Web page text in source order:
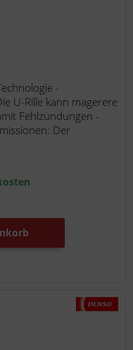
-
U-Rille kann magerere
Fehlzündungen -
Der